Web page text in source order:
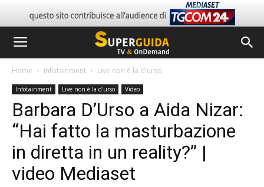
Home Infotainment Live non è la d'urso
Infotainment Live non è la d'urso Video
Barbara D’Urso a Aida Nizar:
“Hai fatto la masturbazione
in diretta in un reality?” |
video Mediaset